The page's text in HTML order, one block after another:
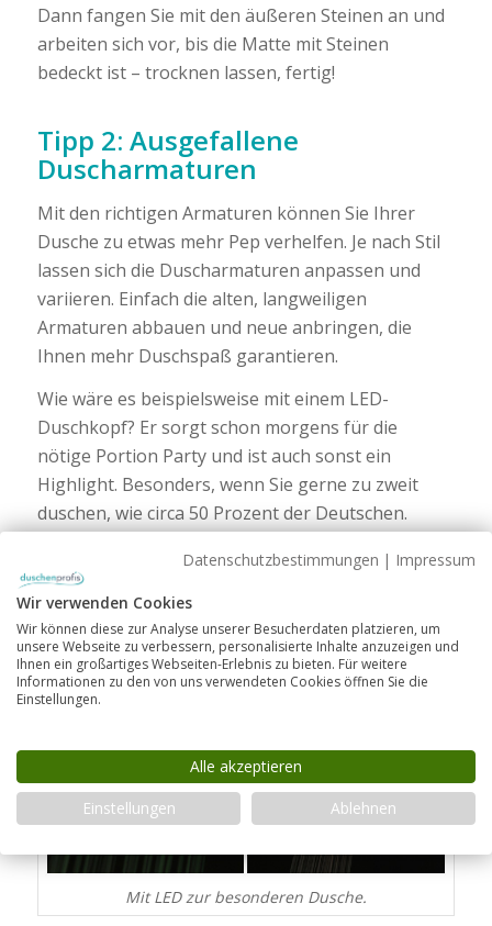
Dann fangen Sie mit den äußeren Steinen an und
arbeiten sich vor, bis die Matte mit Steinen
bedeckt ist – trocknen lassen, fertig!
Tipp 2: Ausgefallene
Duscharmaturen
Mit den richtigen Armaturen können Sie Ihrer
Dusche zu etwas mehr Pep verhelfen. Je nach Stil
lassen sich die Duscharmaturen anpassen und
variieren. Einfach die alten, langweiligen
Armaturen abbauen und neue anbringen, die
Ihnen mehr Duschspaß garantieren.
Wie wäre es beispielsweise mit einem LED-
Duschkopf? Er sorgt schon morgens für die
nötige Portion Party und ist auch sonst ein
Highlight. Besonders, wenn Sie gerne zu zweit
duschen, wie circa 50 Prozent der Deutschen.
unserer Infografik.
Mit LED zur besonderen Dusche.
Datenschutzbestimmungen | Impressum
Wir verwenden Cookies
Wir können diese zur Analyse unserer Besucherdaten platzieren, um
unsere Webseite zu verbessern, personalisierte Inhalte anzuzeigen und
Ihnen ein großartiges Webseiten-Erlebnis zu bieten. Für weitere
Informationen zu den von uns verwendeten Cookies öffnen Sie die
Einstellungen.
Alle akzeptieren
Einstellungen
Ablehnen